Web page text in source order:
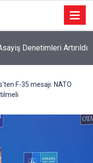
Denetimleri Artırıldı
F-35 mesajı: NATO